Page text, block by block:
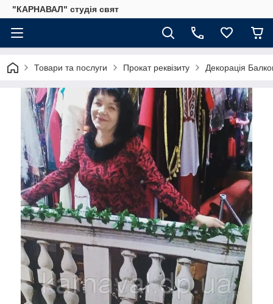
"КАРНАВАЛ" студія свят
Товари та послуги Прокат реквізиту Декорація